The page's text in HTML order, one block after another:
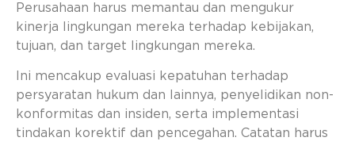
Perusahaan harus memantau dan mengukur
kinerja lingkungan mereka terhadap kebijakan,
tujuan, dan target lingkungan mereka.
Ini mencakup evaluasi kepatuhan terhadap
persyaratan hukum dan lainnya, penyelidikan non-
konformitas dan insiden, serta implementasi
tindakan korektif dan pencegahan. Catatan harus